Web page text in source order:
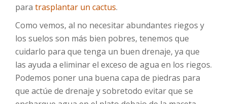
para trasplantar un cactus.
Como vemos, al no necesitar abundantes riegos y
los suelos son más bien pobres, tenemos que
cuidarlo para que tenga un buen drenaje, ya que
las ayuda a eliminar el exceso de agua en los riegos.
Podemos poner una buena capa de piedras para
que actúe de drenaje y sobretodo evitar que se